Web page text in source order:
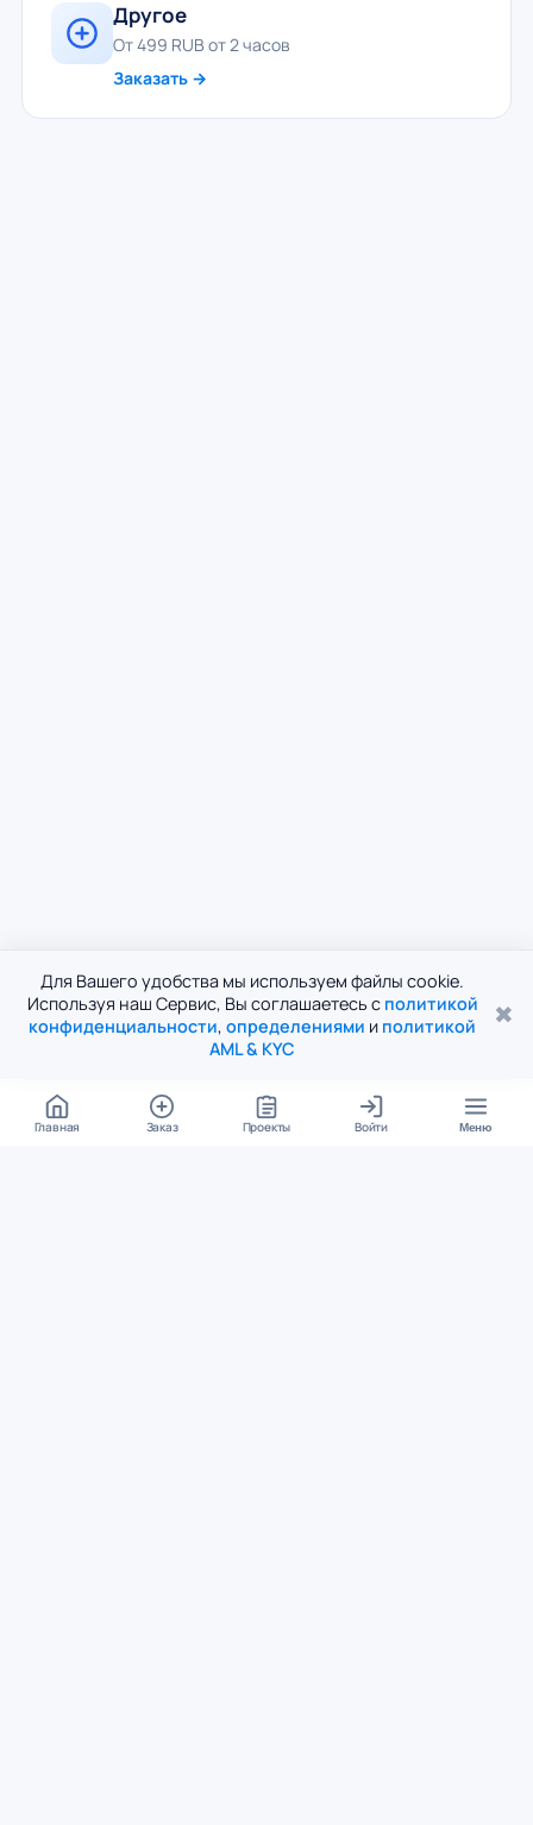
Для Вашего удобства мы используем файлы cookie.
Используя наш Сервис, Вы соглашаетесь с политикой
конфиденциальности, определениями и политикой
AML & KYC
✖
Главная Заказ Проекты Войти Меню
Другое
От 499 RUB от 2 часов
Заказать →